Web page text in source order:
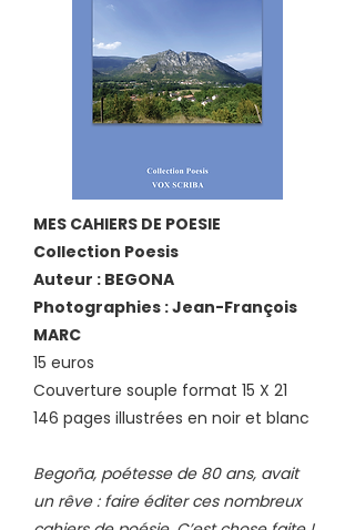
MES CAHIERS DE POESIE
Collection Poesis
Auteur : BEGONA
Photographies : Jean-François
MARC
15 euros
Couverture souple format 15 X 21
146 pages illustrées en noir et blanc
Begoña, poétesse de 80 ans, avait
un rêve : faire éditer ces nombreux